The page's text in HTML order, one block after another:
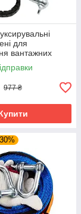
для
вантажних
8 т 5 м із
977 ₴